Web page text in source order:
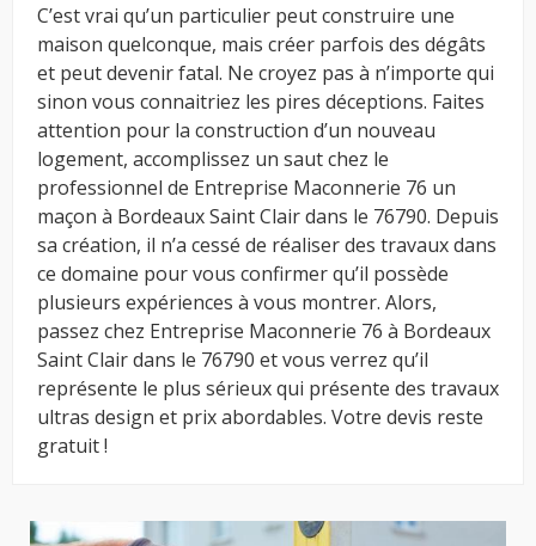
C’est vrai qu’un particulier peut construire une
maison quelconque, mais créer parfois des dégâts
et peut devenir fatal. Ne croyez pas à n’importe qui
sinon vous connaitriez les pires déceptions. Faites
attention pour la construction d’un nouveau
logement, accomplissez un saut chez le
professionnel de Entreprise Maconnerie 76 un
maçon à Bordeaux Saint Clair dans le 76790. Depuis
sa création, il n’a cessé de réaliser des travaux dans
ce domaine pour vous confirmer qu’il possède
plusieurs expériences à vous montrer. Alors,
passez chez Entreprise Maconnerie 76 à Bordeaux
Saint Clair dans le 76790 et vous verrez qu’il
représente le plus sérieux qui présente des travaux
ultras design et prix abordables. Votre devis reste
gratuit !